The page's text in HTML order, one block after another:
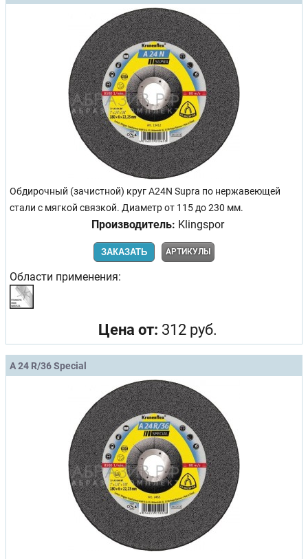
Обдирочный (зачистной) круг A24N Supra по нержавеющей
стали с мягкой связкой. Диаметр от 115 до 230 мм.
Производитель: Klingspor
ЗАКАЗАТЬ АРТИКУЛЫ
Области применения:
Цена от: 312 руб.
A 24 R/36 Special